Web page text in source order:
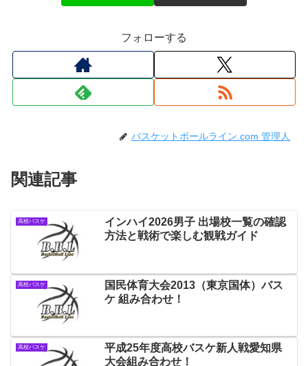
フォローする
バスケットボールライン.com 管理人
関連記事
高校バスケ
インハイ2026男子 出場校一覧の確認
方法と戦術で楽しむ観戦ガイド
高校バスケ
国民体育大会2013（東京国体）バス
ケ 組み合わせ！
高校バスケ
平成25年度高校バスケ新人戦愛知県
大会組み合わせ！